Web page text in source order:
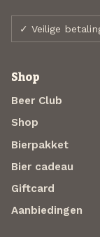
✓ Veilige
Shop
Beer Club
Shop
Bierpakket
Bier cadeau
Giftcard
Aanbiedingen